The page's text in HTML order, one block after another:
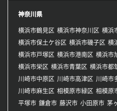
神奈川県
横浜市鶴見区 横浜市神奈川区 横浜
横浜市保土ケ谷区 横浜市磯子区 横
横浜市戸塚区 横浜市港南区 横浜市
横浜市栄区 横浜市青葉区 横浜市都
川崎市中原区 川崎市高津区 川崎市
川崎市麻生区 相模原市緑区 相模原
平塚市 鎌倉市 藤沢市 小田原市 茅